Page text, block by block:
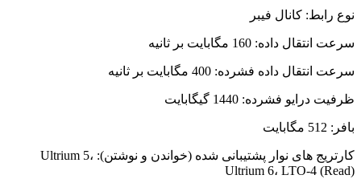
نوع رابط: کانال فیبر
سرعت انتقال داده: 160 مگابایت بر ثانیه
سرعت انتقال داده فشرده: 400 مگابایت بر ثانیه
ظرفیت درایو فشرده: 1440 گیگابایت
بافر: 512 مگابایت
کارتریج های نوار پشتیبانی شده (خواندن و نوشتن): Ultrium 5،
Ultrium 6، LTO-4 (Read)